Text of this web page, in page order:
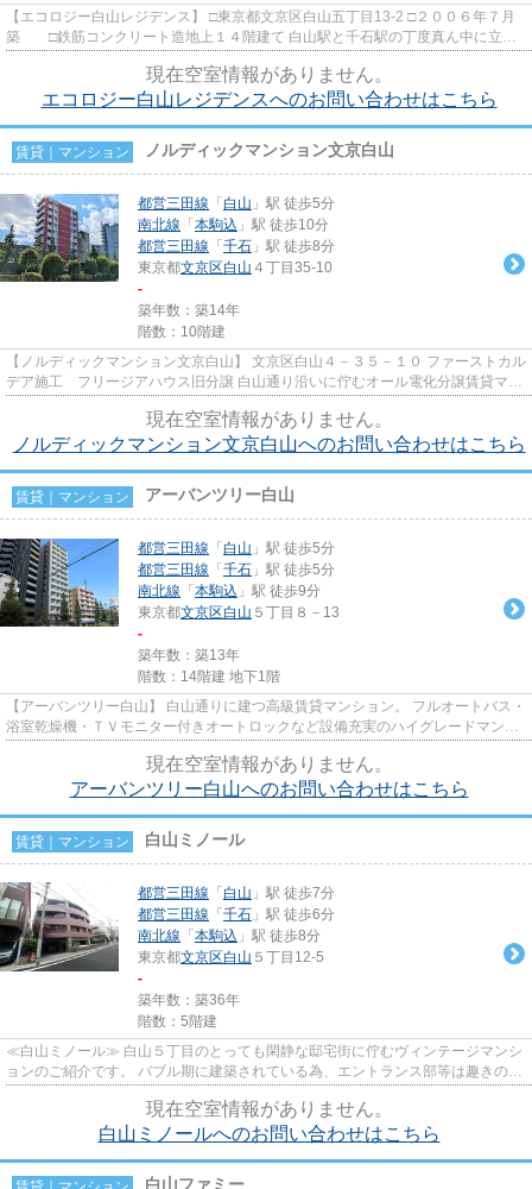
【エコロジー白山レジデンス】 □東京都文京区白山五丁目13-2 □２００６年７月
築 □鉄筋コンクリート造地上１４階建て 白山駅と千石駅の丁度真ん中に立地
現在空室情報がありません。
エコロジー白山レジデンスへのお問い合わせはこちら
賃貸｜マンション ノルディックマンション文京白山
都営三田線 「 白山 」駅 徒歩5分
南北線 「 本駒込 」駅 徒歩10分
都営三田線 「 千石 」駅 徒歩8分
東京都文京区白山 ４丁目35-10
-
築年数：築14年
階数：10階建
【ノルディックマンション文京白山】 文京区白山４－３５－１０ ファーストカル
デア施工 フリージアハウス旧分譲 白山通り沿いに佇むオール電化分譲賃貸マン
現在空室情報がありません。
ノルディックマンション文京白山へのお問い合わせはこちら
賃貸｜マンション アーバンツリー白山
都営三田線 「 白山 」駅 徒歩5分
都営三田線 「 千石 」駅 徒歩5分
南北線 「 本駒込 」駅 徒歩9分
東京都文京区白山 ５丁目８－13
-
築年数：築13年
階数：14階建 地下1階
【アーバンツリー白山】 白山通りに建つ高級賃貸マンション。 フルオートバス・
浴室乾燥機・ＴＶモニター付きオートロックなど設備充実のハイグレードマンシ
現在空室情報がありません。
アーバンツリー白山へのお問い合わせはこちら
賃貸｜マンション 白山ミノール
都営三田線 「 白山 」駅 徒歩7分
都営三田線 「 千石 」駅 徒歩6分
南北線 「 本駒込 」駅 徒歩8分
東京都文京区白山 ５丁目12-5
-
築年数：築36年
階数：5階建
≪白山ミノール≫ 白山５丁目のとっても閑静な邸宅街に佇むヴィンテージマンシ
ョンのご紹介です。 バブル期に建築されている為、エントランス部等は趣きのあ
現在空室情報がありません。
白山ミノールへのお問い合わせはこちら
白山ファミー